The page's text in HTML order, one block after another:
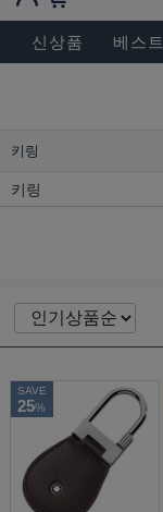
신상품 베스트
키링
키링
SAVE
25%